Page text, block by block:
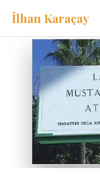
İlhan Karaçay